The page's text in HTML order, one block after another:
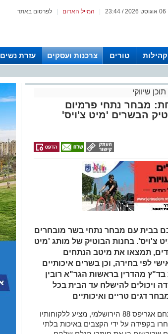
לפרסום באתר המייל האדום 06 אוגוסט 2026 / 23:44
קהילות טורים צרכנות ועסקים עזרת נשים
תוכן שיווקי
מבחר נתחי פרמיום
הבשרים 'מיט צ'ויס'
בבית עם מבחר נתחי בשר מובחרים
צ'ויס'. בחנות הבוטיק של מותג 'מיט
תמצאו את מיטב הנתחים
לפי בחירה, וכן בשרים איכותיים
מהדרין בראשות הגר"א רובין
ויכולים להישלח עד הבית בכל
דגים טריים ואיכותיים
"מיט צ'ויס", בוטיק הבשרים השוכן במתחם אגריפס 88 הירושלמי, מציע ללקוחותיו
בקפידה על ידי הקצבים באיכות בלתי